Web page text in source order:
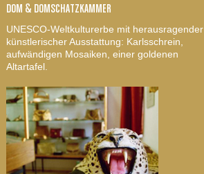
DOM & DOMSCHATZKAMMER
UNESCO-Weltkulturerbe mit herausragender
künstlerischer Ausstattung: Karlsschrein,
aufwändigen Mosaiken, einer goldenen
Altartafel.